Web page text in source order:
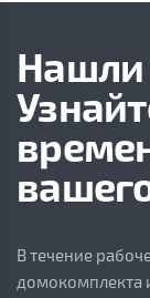
Нашли
В течение
домокомплекта